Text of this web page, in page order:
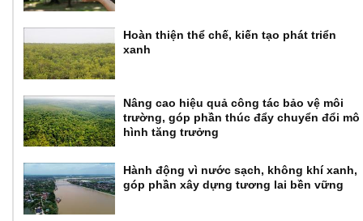
Hoàn thiện thể chế, kiến tạo phát triển
xanh
Nâng cao hiệu quả công tác bảo vệ môi
trường, góp phần thúc đẩy chuyển đổi mô
hình tăng trưởng
Hành động vì nước sạch, không khí xanh,
góp phần xây dựng tương lai bền vững